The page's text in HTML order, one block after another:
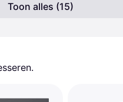
Toon alles (15)